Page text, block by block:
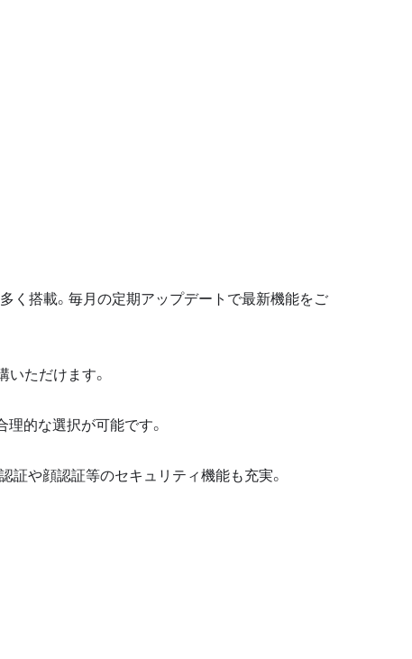
く搭載。毎月の定期アップデートで最新機能をご
ただけます。
的な選択が可能です。
や顔認証等のセキュリティ機能も充実。